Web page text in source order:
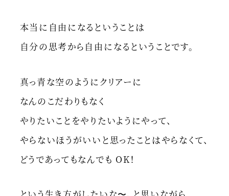
本当に自由になるということは
自分の思考から自由になるということです。
真っ青な空のようにクリアーに
なんのこだわりもなく
やりたいことをやりたいようにやって、
やらないほうがいいと思ったことはやらなくて、
どうであってもなんでも OK！